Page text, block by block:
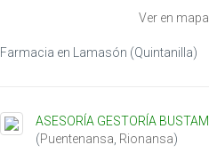
Ver en mapa
Farmacia en Lamasón (Quintanilla)
ASESORÍA GESTORÍA
(Puentenansa Rionansa)